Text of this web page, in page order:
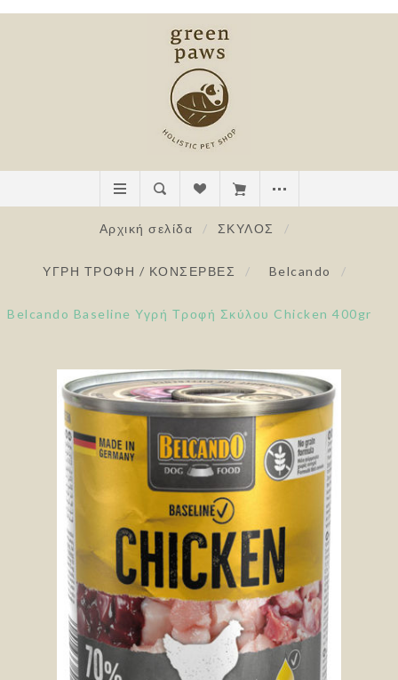
Αρχική σελίδα / ΣΚΥΛΟΣ /
ΥΓΡΗ ΤΡΟΦΗ / ΚΟΝΣΕΡΒΕΣ / Belcando /
Belcando Baseline Υγρή Τροφή Σκύλου Chicken 400gr